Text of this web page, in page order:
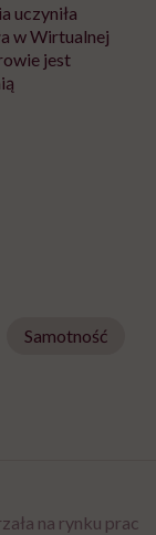
uczyniła
w Wirtualnej
jest
Samotność
na rynku